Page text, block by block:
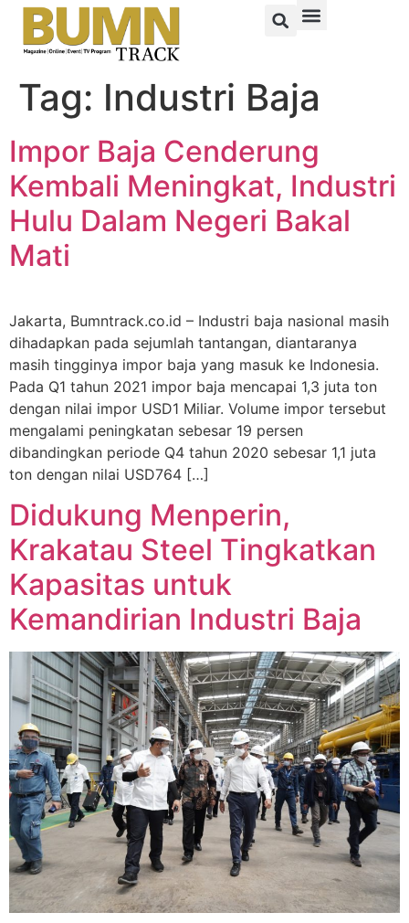
Tag: Industri Baja
Impor Baja Cenderung
Kembali Meningkat, Industri
Hulu Dalam Negeri Bakal
Mati
Jakarta, Bumntrack.co.id – Industri baja nasional masih
dihadapkan pada sejumlah tantangan, diantaranya
masih tingginya impor baja yang masuk ke Indonesia.
Pada Q1 tahun 2021 impor baja mencapai 1,3 juta ton
dengan nilai impor USD1 Miliar. Volume impor tersebut
mengalami peningkatan sebesar 19 persen
dibandingkan periode Q4 tahun 2020 sebesar 1,1 juta
ton dengan nilai USD764 […]
Didukung Menperin,
Krakatau Steel Tingkatkan
Kapasitas untuk
Kemandirian Industri Baja